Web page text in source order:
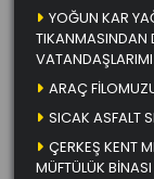
YOĞUN KAR
TIKANMASINDAN
ARAÇ
SICAK ASFALT
ÇERKEŞ KENT
MÜFTÜLÜK